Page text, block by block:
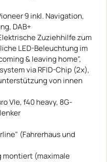
9 inkl. Navigation,
DAB+
Zuziehhilfe zum
LED-Beleuchtung im
& leaving home",
via RFID-Chip (2x),
von innen
VIe, f40 heavy, 8G-
(Fahrerhaus und
montiert (maximale